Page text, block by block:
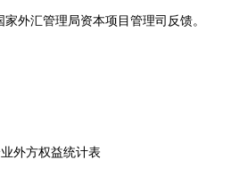
外汇管理局资本项目管理司反馈。
外方权益统计表